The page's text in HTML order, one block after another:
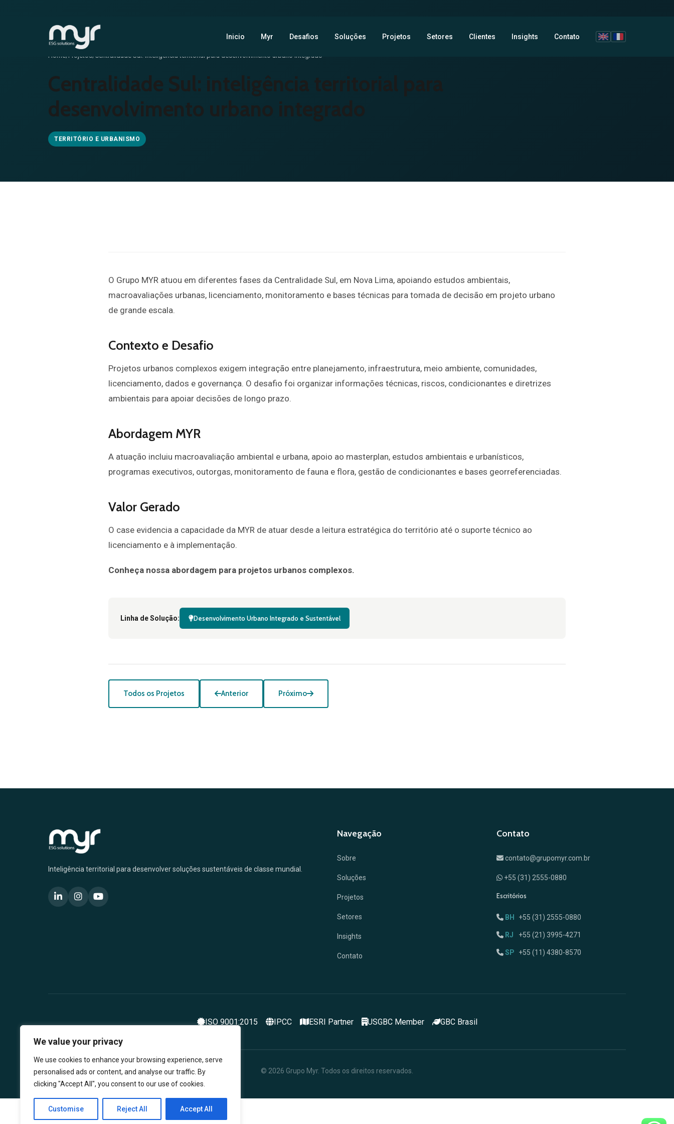
We value your privacy
We use cookies to enhance your browsing experience, serve
personalised ads or content, and analyse our traffic. By
clicking "Accept All", you consent to our use of cookies.
Customise Reject All Accept All
Inicio Myr Desafios Soluções Projetos Setores Clientes Insights Contato
Home/ Projetos/ Centralidade Sul: inteligência territorial para desenvolvimento urbano integrado
Centralidade Sul: inteligência territorial para
desenvolvimento urbano integrado
TERRITÓRIO E URBANISMO
O Grupo MYR atuou em diferentes fases da Centralidade Sul, em Nova Lima, apoiando estudos ambientais,
macroavaliações urbanas, licenciamento, monitoramento e bases técnicas para tomada de decisão em projeto urbano
de grande escala.
Contexto e Desafio
Projetos urbanos complexos exigem integração entre planejamento, infraestrutura, meio ambiente, comunidades,
licenciamento, dados e governança. O desafio foi organizar informações técnicas, riscos, condicionantes e diretrizes
ambientais para apoiar decisões de longo prazo.
Abordagem MYR
A atuação incluiu macroavaliação ambiental e urbana, apoio ao masterplan, estudos ambientais e urbanísticos,
programas executivos, outorgas, monitoramento de fauna e flora, gestão de condicionantes e bases georreferenciadas.
Valor Gerado
O case evidencia a capacidade da MYR de atuar desde a leitura estratégica do território até o suporte técnico ao
licenciamento e à implementação.
Conheça nossa abordagem para projetos urbanos complexos.
Linha de Solução: Desenvolvimento Urbano Integrado e Sustentável
Todos os Projetos Anterior Próximo
Inteligência territorial para desenvolver soluções sustentáveis de classe mundial.
Navegação
Sobre
Soluções
Projetos
Setores
Insights
Contato
Contato
contato@grupomyr.com.br
+55 (31) 2555-0880
Escritórios
BH +55 (31) 2555-0880
RJ +55 (21) 3995-4271
SP +55 (11) 4380-8570
ISO 9001:2015 IPCC ESRI Partner USGBC Member GBC Brasil
© 2026 Grupo Myr. Todos os direitos reservados.